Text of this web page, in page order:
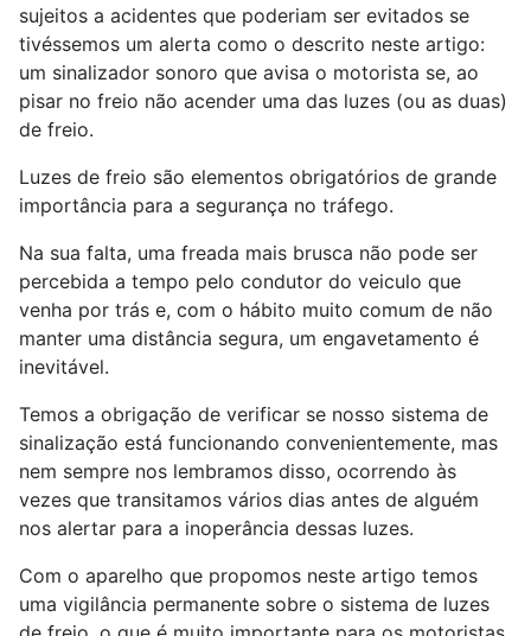
sujeitos a acidentes que poderiam ser evitados se
tivéssemos um alerta como o descrito neste artigo:
um sinalizador sonoro que avisa o motorista se, ao
pisar no freio não acender uma das luzes (ou as duas)
de freio.
Luzes de freio são elementos obrigatórios de grande
importância para a segurança no tráfego.
Na sua falta, uma freada mais brusca não pode ser
percebida a tempo pelo condutor do veiculo que
venha por trás e, com o hábito muito comum de não
manter uma distância segura, um engavetamento é
inevitável.
Temos a obrigação de verificar se nosso sistema de
sinalização está funcionando convenientemente, mas
nem sempre nos lembramos disso, ocorrendo às
vezes que transitamos vários dias antes de alguém
nos alertar para a inoperância dessas luzes.
Com o aparelho que propomos neste artigo temos
uma vigilância permanente sobre o sistema de luzes